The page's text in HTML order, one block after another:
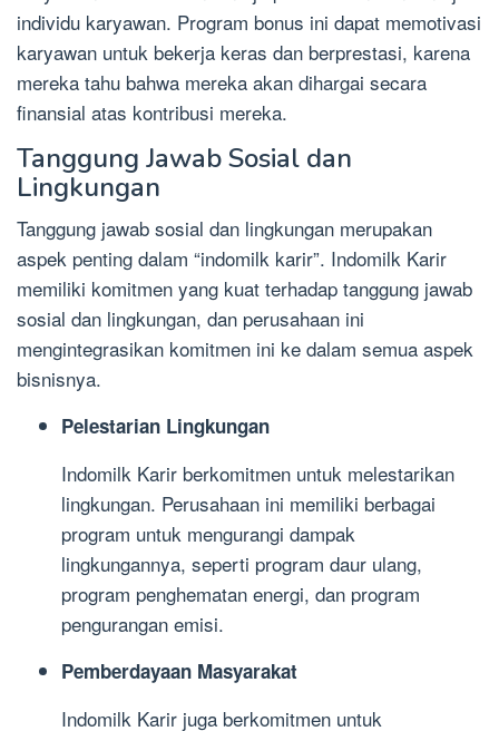
individu karyawan. Program bonus ini dapat memotivasi
karyawan untuk bekerja keras dan berprestasi, karena
mereka tahu bahwa mereka akan dihargai secara
finansial atas kontribusi mereka.
Tanggung Jawab Sosial dan
Lingkungan
Tanggung jawab sosial dan lingkungan merupakan
aspek penting dalam “indomilk karir”. Indomilk Karir
memiliki komitmen yang kuat terhadap tanggung jawab
sosial dan lingkungan, dan perusahaan ini
mengintegrasikan komitmen ini ke dalam semua aspek
bisnisnya.
Pelestarian Lingkungan
Indomilk Karir berkomitmen untuk melestarikan
lingkungan. Perusahaan ini memiliki berbagai
program untuk mengurangi dampak
lingkungannya, seperti program daur ulang,
program penghematan energi, dan program
pengurangan emisi.
Pemberdayaan Masyarakat
Indomilk Karir juga berkomitmen untuk